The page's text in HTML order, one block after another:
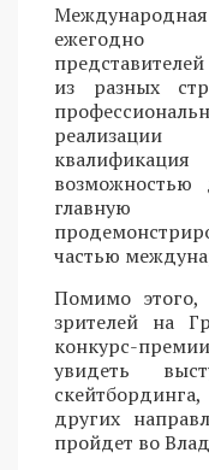
ежегодно
из разных
возможностью
главную
частью
Помимо этого,
зрителей на
конкурс-
увидеть
других
пройдет во